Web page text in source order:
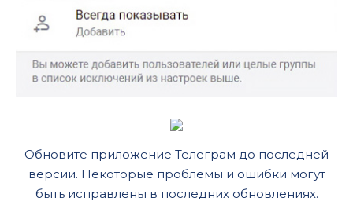
Обновите приложение Телеграм до последней
версии. Некоторые проблемы и ошибки могут
быть исправлены в последних обновлениях.